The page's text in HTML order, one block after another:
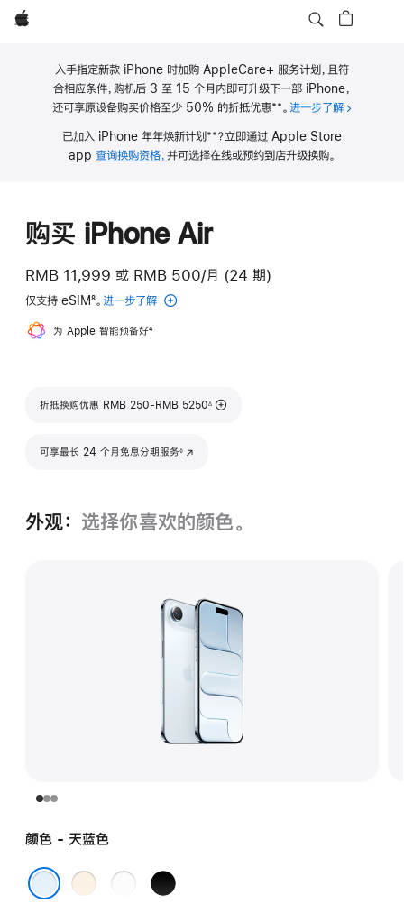
Apple
入手指定新款 iPhone 时加购 AppleCare+ 服务计划，且符
合相应条件，购机后 3 至 15 个月内即可升级下一部 iPhone，
还可享原设备购买价格至少 50% 的折抵优惠
注
**。 进一步了解关于
已加入 iPhone 年年焕新计划 **？立即通过 Apple Store
app 查询换购资格， 并可选择在线或预约到店升级换购。
购买 iPhone Air
RMB 11,999 或 RMB 500/月 (24 期)
仅支持 eSIM
脚
注
8。 进一步了解 eSIM
为 Apple 智能预备好脚
4
折抵换购优惠 RMB 250-RMB 5250
脚注
∆
可享最长 24 个月免息分期服务◊
(在新窗口中打开)
外观： 选择你喜欢的颜色。
颜色 - 天蓝色
浅
云
深